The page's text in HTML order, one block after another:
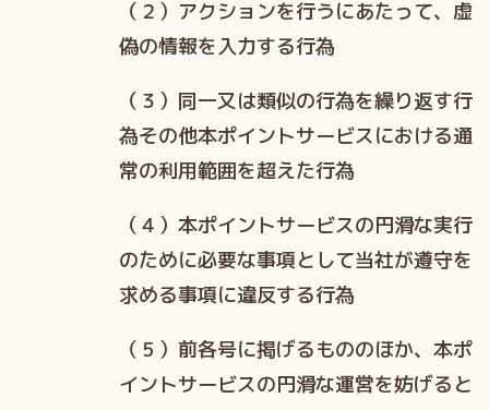
（２）アクションを⾏うにあたって、虚
偽の情報を⼊⼒する⾏為
（３）同⼀⼜は類似の⾏為を繰り返す⾏
為その他本ポイントサービスにおける通
常の利⽤範囲を超えた⾏為
（４）本ポイントサービスの円滑な実⾏
のために必要な事項として当社が遵守を
求める事項に違反する⾏為
（５）前各号に掲げるもののほか、本ポ
イントサービスの円滑な運営を妨げると